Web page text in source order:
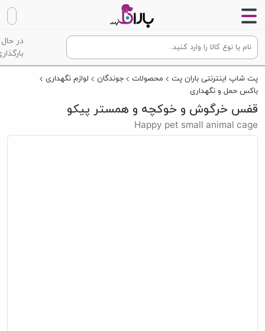
در حال
پت شاپ اینترنتی باران پت محصولات جوندگان
لوازم نگهداری
باکس حمل و نگهداری
قفس خرگوش و خوکچه و همستر پیکو
Happy pet small animal cage